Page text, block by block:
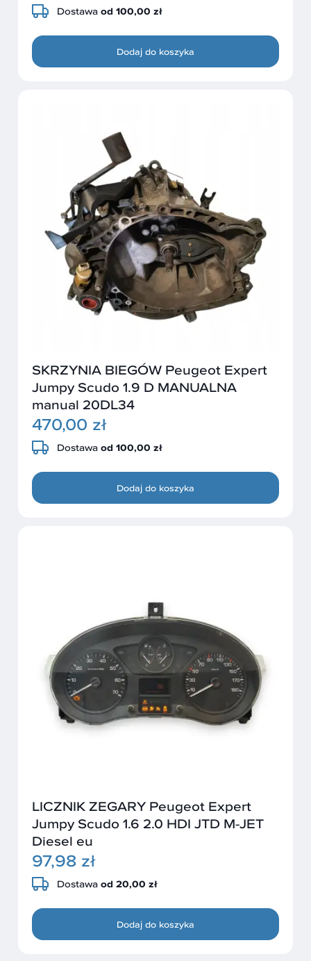
Dostawa od 100,00 zł
Dodaj do koszyka
SKRZYNIA BIEGÓW Peugeot Expert
Jumpy Scudo 1.9 D MANUALNA
manual 20DL34
470,00 zł
Dostawa od 100,00 zł
Dodaj do koszyka
LICZNIK ZEGARY Peugeot Expert
Jumpy Scudo 1.6 2.0 HDI JTD M-JET
Diesel eu
97,98 zł
Dostawa od 20,00 zł
Dodaj do koszyka